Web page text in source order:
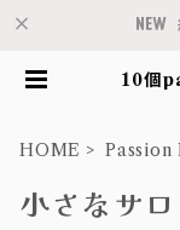
10個
HOME Passion
小さなサ